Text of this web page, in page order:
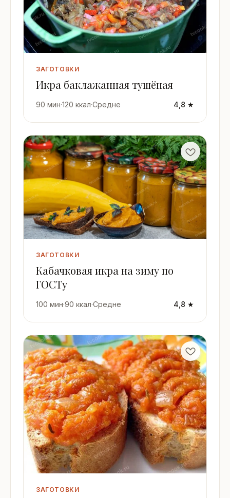
ЗАГОТОВКИ
Икра баклажанная тушёная
90 мин·120 ккал·Средне 4,8 ★
ЗАГОТОВКИ
Кабачковая икра на зиму по
ГОСТу
100 мин·90 ккал·Средне 4,8 ★
ЗАГОТОВКИ